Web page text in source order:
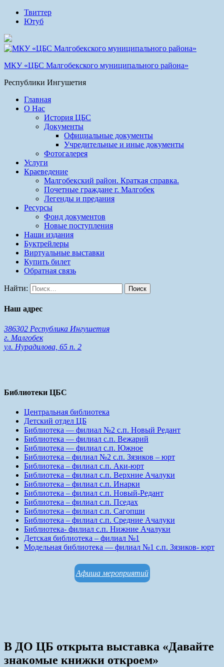
Твиттер
Ютуб
МКУ «ЦБС Малгобекского муниципального района»
Республики Ингушетия
Главная
О Нас
История ЦБС
Документы
Официальные документы
Учредительные и иные документы
Фотогалерея
Услуги
Краеведение
Малгобекский район. Краткая справка.
Почетные граждане г. Малгобек
Легенды и предания
Ресурсы
Фонд документов
Новые поступления
Наши издания
Буктрейлеры
Виртуальные выставки
Купить билет
Обратная связь
Найти:
Наш адрес
386302 Республика Ингушетия
г. Малгобек
ул. Нурадилова, 65 п. 2
Библиотеки ЦБС
Центральная библиотека
Детский отдел ЦБ
Библиотека — филиал №2 с.п. Новый Редант
Библиотека — филиал с.п. Вежарий
Библиотека — филиал с.п. Южное
Библиотека – филиал №2 с.п. Зязиков – юрт
Библиотека – филиал с.п. Аки-юрт
Библиотека – филиал с.п. Верхние Ачалуки
Библиотека – филиал с.п. Инарки
Библиотека – филиал с.п. Новый-Редант
Библиотека – филиал с.п. Пседах
Библиотека – филиал с.п. Сагопши
Библиотека – филиал с.п. Средние Ачалуки
Библиотека- филиал с.п. Нижние Ачалуки
Детская библиотека – филиал №1
Модельная библиотека — филиал №1 с.п. Зязиков- юрт
Афиша мероприятий
В ДО ЦБ открыта выставка «Давайте
знакомые книжки откроем»